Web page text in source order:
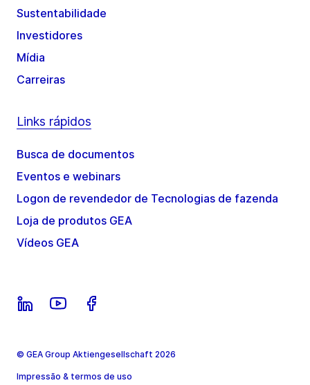
Sustentabilidade
Investidores
Mídia
Carreiras
Links rápidos
Busca de documentos
Eventos e webinars
Logon de revendedor de Tecnologias de fazenda
Loja de produtos GEA
Vídeos GEA
© GEA Group Aktiengesellschaft 2026
Impressão & termos de uso